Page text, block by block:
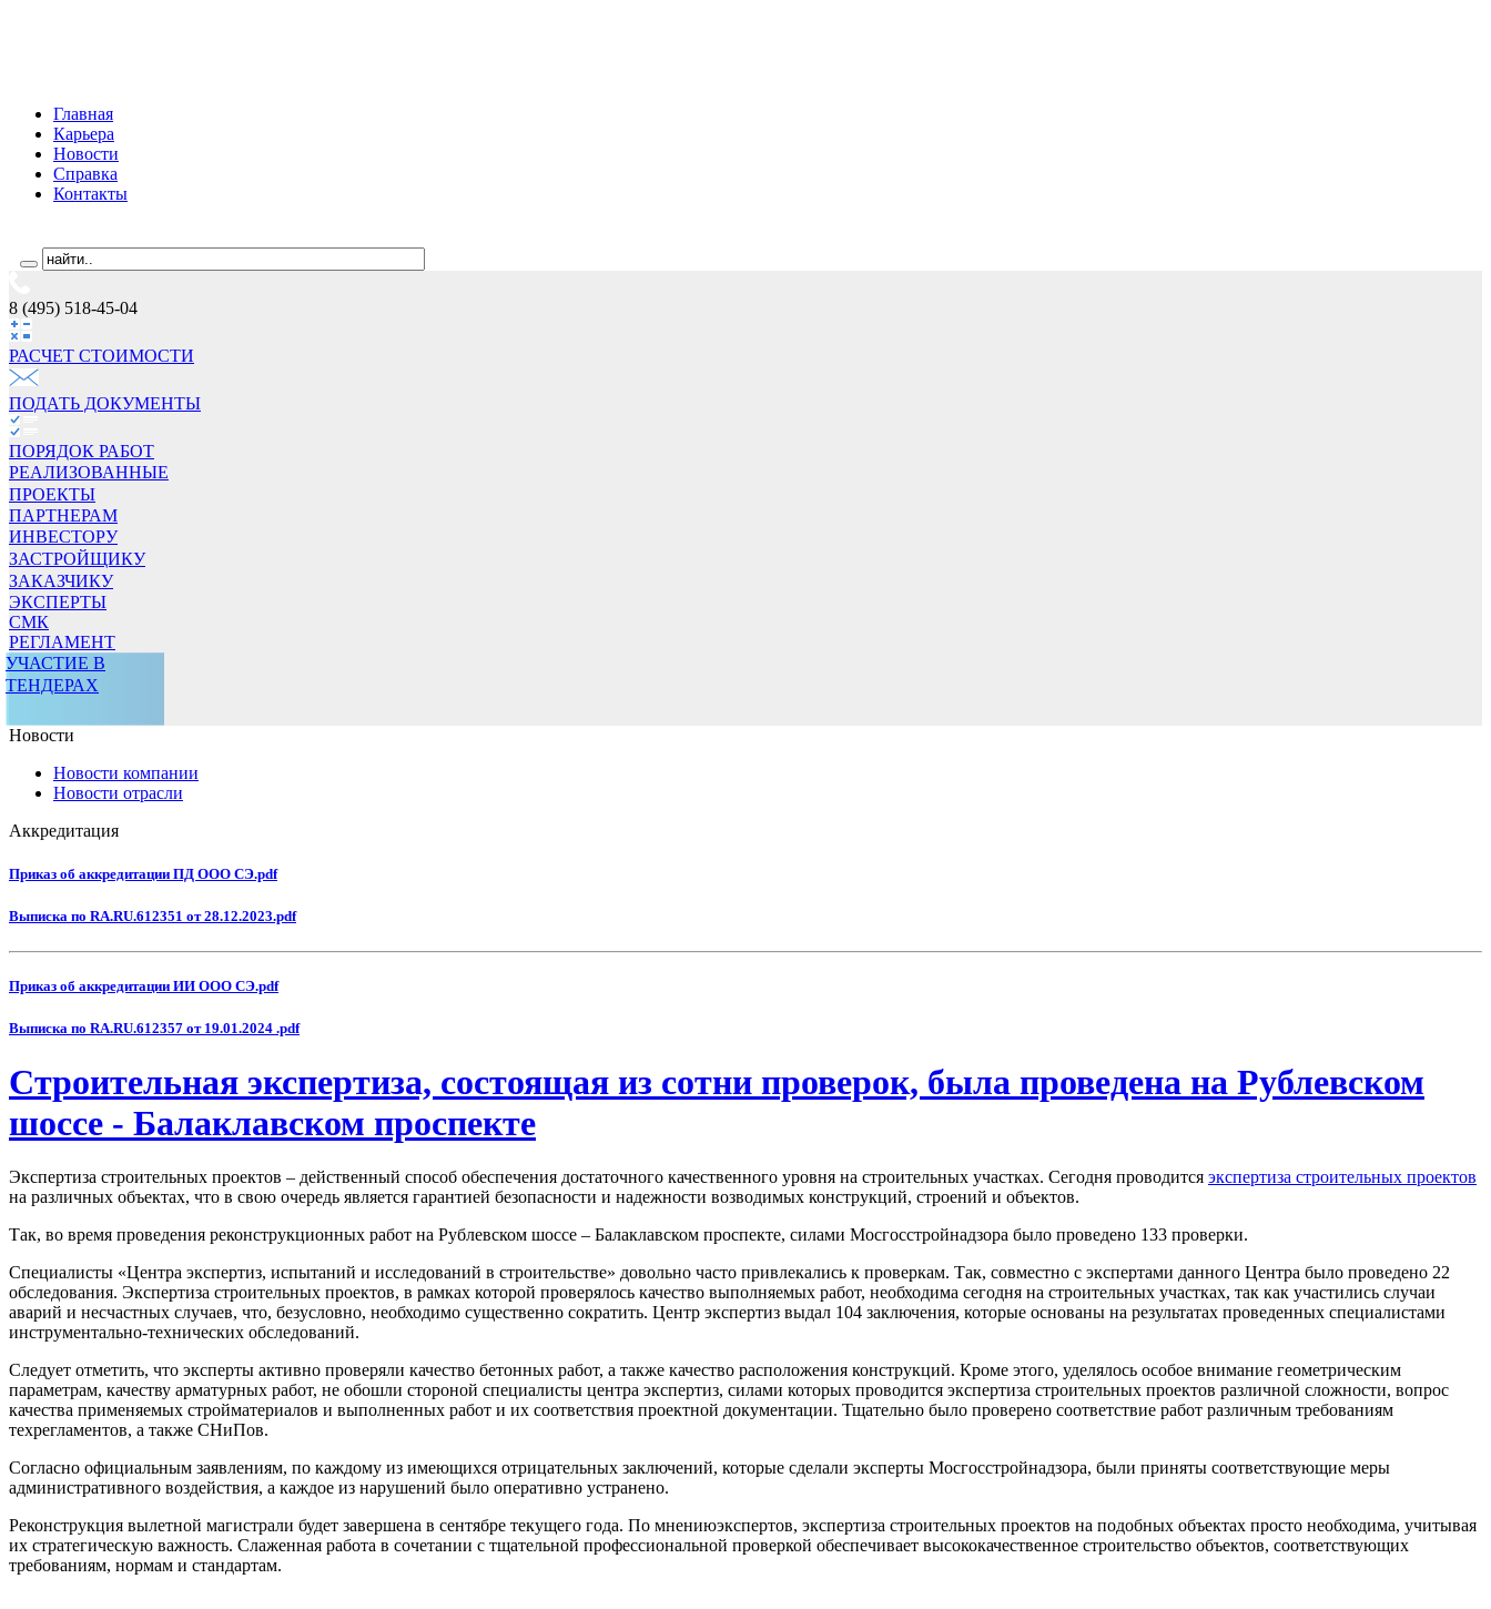
Главная
Карьера
Новости
Справка
Контакты
8 (495) 518-45-04
РАСЧЕТ СТОИМОCТИ
ПОДАТЬ ДОКУМЕНТЫ
ПОРЯДОК РАБОТ
РЕАЛИЗОВАННЫЕ
ПРОЕКТЫ
ПАРТНЕРАМ
ИНВЕСТОРУ
ЗАСТРОЙЩИКУ
ЗАКАЗЧИКУ
ЭКСПЕРТЫ
СМК
РЕГЛАМЕНТ
УЧАСТИЕ В
ТЕНДЕРАХ
Новости
Новости компании
Новости отрасли
Аккредитация
Приказ об аккредитации ПД ООО СЭ.pdf
Выписка по RA.RU.612351 от 28.12.2023.pdf
Приказ об аккредитации ИИ ООО СЭ.pdf
Выписка по RA.RU.612357 от 19.01.2024 .pdf
Строительная экспертиза, состоящая из сотни проверок, была проведена на Рублевском
шоссе - Балаклавском проспекте
Экспертиза строительных проектов – действенный способ обеспечения достаточного качественного уровня на строительных участках. Сегодня проводится экспертиза строительных проектов
на различных объектах, что в свою очередь является гарантией безопасности и надежности возводимых конструкций, строений и объектов.
Так, во время проведения реконструкционных работ на Рублевском шоссе – Балаклавском проспекте, силами Мосгосстройнадзора было проведено 133 проверки.
Специалисты «Центра экспертиз, испытаний и исследований в строительстве» довольно часто привлекались к проверкам. Так, совместно с экспертами данного Центра было проведено 22
обследования. Экспертиза строительных проектов, в рамках которой проверялось качество выполняемых работ, необходима сегодня на строительных участках, так как участились случаи
аварий и несчастных случаев, что, безусловно, необходимо существенно сократить. Центр экспертиз выдал 104 заключения, которые основаны на результатах проведенных специалистами
инструментально-технических обследований.
Следует отметить, что эксперты активно проверяли качество бетонных работ, а также качество расположения конструкций. Кроме этого, уделялось особое внимание геометрическим
параметрам, качеству арматурных работ, не обошли стороной специалисты центра экспертиз, силами которых проводится экспертиза строительных проектов различной сложности, вопрос
качества применяемых стройматериалов и выполненных работ и их соответствия проектной документации. Тщательно было проверено соответствие работ различным требованиям
техрегламентов, а также СНиПов.
Согласно официальным заявлениям, по каждому из имеющихся отрицательных заключений, которые сделали эксперты Мосгосстройнадзора, были приняты соответствующие меры
административного воздействия, а каждое из нарушений было оперативно устранено.
Реконструкция вылетной магистрали будет завершена в сентябре текущего года. По мнениюэкспертов, экспертиза строительных проектов на подобных объектах просто необходима, учитывая
их стратегическую важность. Слаженная работа в сочетании с тщательной профессиональной проверкой обеспечивает высококачественное строительство объектов, соответствующих
требованиям, нормам и стандартам.